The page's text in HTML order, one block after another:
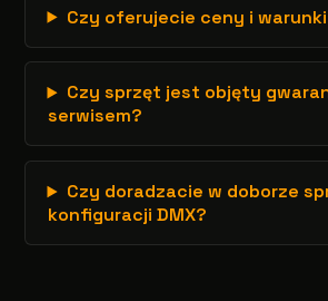
Czy oferujecie ceny i
Czy sprzęt jest objęty
serwisem?
Czy doradzacie w doborze
konfiguracji DMX?